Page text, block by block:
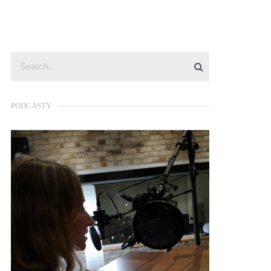
PODCASTY